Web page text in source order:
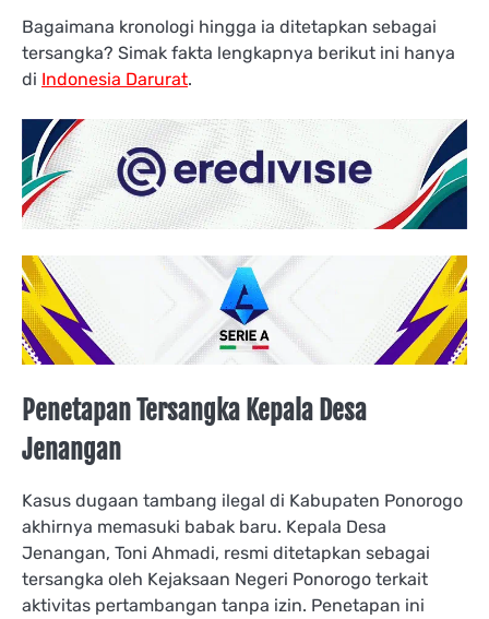
Bagaimana kronologi hingga ia ditetapkan sebagai
tersangka? Simak fakta lengkapnya berikut ini hanya
di Indonesia Darurat.
Penetapan Tersangka Kepala Desa
Jenangan
Kasus dugaan tambang ilegal di Kabupaten Ponorogo
akhirnya memasuki babak baru. Kepala Desa
Jenangan, Toni Ahmadi, resmi ditetapkan sebagai
tersangka oleh Kejaksaan Negeri Ponorogo terkait
aktivitas pertambangan tanpa izin. Penetapan ini